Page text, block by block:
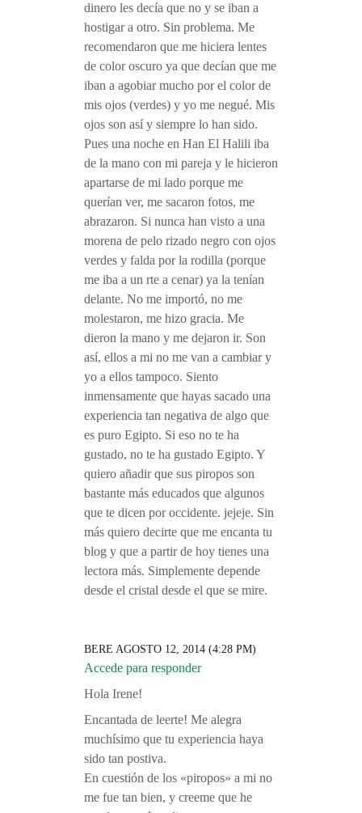
dinero les decía que no y se iban a
hostigar a otro. Sin problema. Me
recomendaron que me hiciera lentes
de color oscuro ya que decían que me
iban a agobiar mucho por el color de
mis ojos (verdes) y yo me negué. Mis
ojos son así y siempre lo han sido.
Pues una noche en Han El Halili iba
de la mano con mi pareja y le hicieron
apartarse de mi lado porque me
querían ver, me sacaron fotos, me
abrazaron. Si nunca han visto a una
morena de pelo rizado negro con ojos
verdes y falda por la rodilla (porque
me iba a un rte a cenar) ya la tenían
delante. No me importó, no me
molestaron, me hizo gracia. Me
dieron la mano y me dejaron ir. Son
así, ellos a mi no me van a cambiar y
yo a ellos tampoco. Siento
inmensamente que hayas sacado una
experiencia tan negativa de algo que
es puro Egipto. Si eso no te ha
gustado, no te ha gustado Egipto. Y
quiero añadir que sus piropos son
bastante más educados que algunos
que te dicen por occidente. jejeje. Sin
más quiero decirte que me encanta tu
blog y que a partir de hoy tienes una
lectora más. Simplemente depende
desde el cristal desde el que se mire.
BERE AGOSTO 12, 2014 (4:28 PM)
Accede para responder
Hola Irene!
Encantada de leerte! Me alegra
muchísimo que tu experiencia haya
sido tan postiva.
En cuestión de los «piropos» a mi no
me fue tan bien, y creeme que he